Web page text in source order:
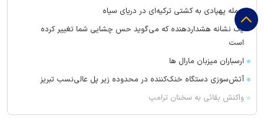
حمله پهپادی به کشتی ترکیه‌ای در دریای سیاه
یک نشانه هشداردهنده که می‌گوید حس چشایی شما تغییر کرده
است
ارسباران میزبان مارال ها
آتش‌سوزی دستگاه خنک‌کننده در محدوده زیر پل عالی‌نسب تبریز
واکنش بقائی به سخنان ترامپ